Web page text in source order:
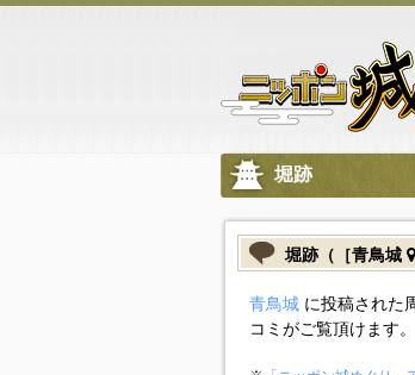
堀跡
堀跡（［青鳥城
青鳥城に投稿された
コミがご覧頂けます。